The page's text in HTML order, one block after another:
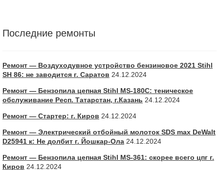
Последние ремонты
Ремонт — Воздуходувное устройство бензиновое 2021 Stihl
SH 86: не заводится г. Саратов 24.12.2024
Ремонт — Бензопила цепная Stihl MS-180С: теническое
обслуживание Респ. Татарстан, г.Казань 24.12.2024
Ремонт — Стартер: г. Киров 24.12.2024
Ремонт — Электрический отбойный молоток SDS max DeWalt
D25941 к: Не долбит г. Йошкар-Ола 24.12.2024
Ремонт — Бензопила цепная Stihl MS-361: скорее всего цпг г.
Киров 24.12.2024